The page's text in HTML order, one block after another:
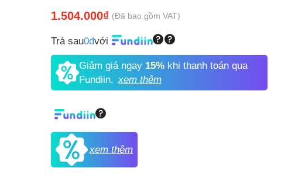
1.504.000₫ (Đã bao gồm VAT)
Trả sau0đvới
Giảm giá ngay 15% khi thanh toán qua
Fundiin. xem thêm
xem thêm